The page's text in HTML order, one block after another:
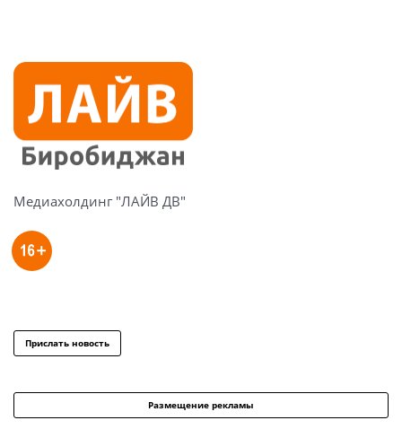
Медиахолдинг "ЛАЙВ ДВ"
Прислать новость
Размещение рекламы